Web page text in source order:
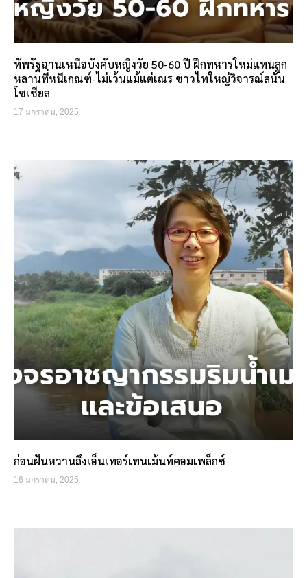
ทัพรัฐฉานเหนือบังคับหญิงวัย 50-60 ปี ฝึกทหารใหม่แทนลูก
หลานที่หนีเกณฑ์-ไม่เว้นแม้แต่เณร ชาวไทใหญ่วิจารณ์สนั่น
โซเชียล
17 มกราคม, 2025
ก่อนฝันหวานถึงเอ็นเทอร์เทนเม้นท์คอมเพล็กซ์
16 มกราคม, 2025